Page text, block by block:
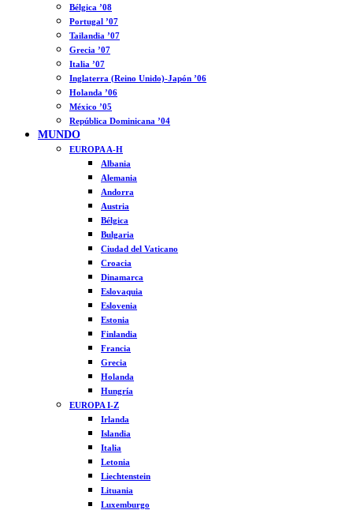
Bélgica ’08
Portugal ’07
Tailandia ’07
Grecia ’07
Italia ’07
Inglaterra (Reino Unido)-Japón ’06
Holanda ’06
México ’05
República Dominicana ’04
MUNDO
EUROPA A-H
Albania
Alemania
Andorra
Austria
Bélgica
Bulgaria
Ciudad del Vaticano
Croacia
Dinamarca
Eslovaquia
Eslovenia
Estonia
Finlandia
Francia
Grecia
Holanda
Hungría
EUROPA I-Z
Irlanda
Islandia
Italia
Letonia
Liechtenstein
Lituania
Luxemburgo